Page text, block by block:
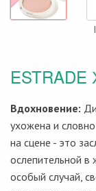
ESTRADE
Вдохновение:
ухожена и словно
на сцене - это
ослепительной
особый случай,